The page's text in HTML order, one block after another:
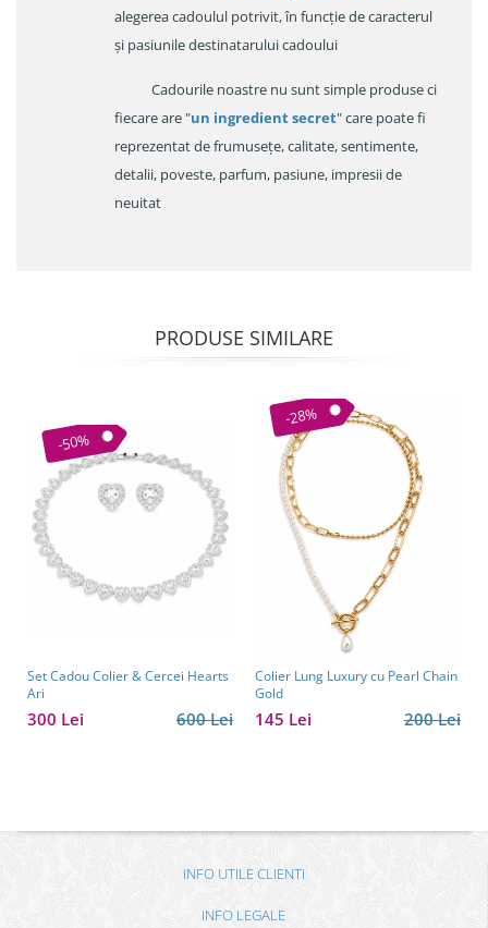
alegerea cadoulul potrivit, în funcție de caracterul
și pasiunile destinatarului cadoului
Cadourile noastre nu sunt simple produse ci
fiecare are "un ingredient secret" care poate fi
reprezentat de frumusețe, calitate, sentimente,
detalii, poveste, parfum, pasiune, impresii de
neuitat
PRODUSE SIMILARE
-50%
Set Cadou Colier & Cercei Hearts
Ari
600 Lei
300 Lei
-28%
Colier Lung Luxury cu Pearl Chain
Gold
200 Lei
145 Lei
INFO UTILE CLIENTI
INFO LEGALE